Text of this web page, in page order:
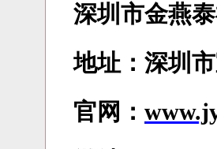
深圳市金燕
地址：深圳
官网：